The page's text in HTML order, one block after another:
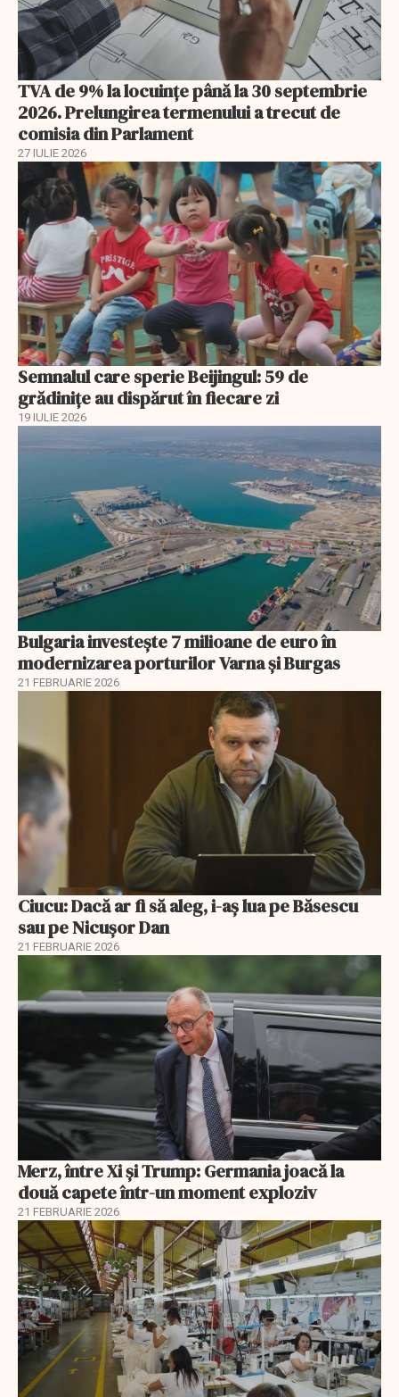
TVA de 9% la locuințe până la 30 septembrie
2026. Prelungirea termenului a trecut de
comisia din Parlament
27 IULIE 2026
Semnalul care sperie Beijingul: 59 de
grădinițe au dispărut în fiecare zi
19 IULIE 2026
Bulgaria investește 7 milioane de euro în
modernizarea porturilor Varna și Burgas
21 FEBRUARIE 2026
Ciucu: Dacă ar fi să aleg, i-aș lua pe Băsescu
sau pe Nicușor Dan
21 FEBRUARIE 2026
Merz, între Xi și Trump: Germania joacă la
două capete într-un moment exploziv
21 FEBRUARIE 2026